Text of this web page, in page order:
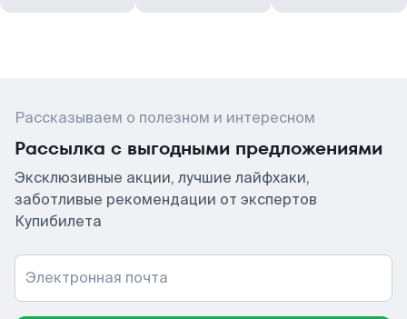
Рассказываем о полезном и интересном
Рассылка с выгодными предложениями
Эксклюзивные акции, лучшие лайфхаки,
заботливые рекомендации от экспертов
Купибилета
Электронная почта